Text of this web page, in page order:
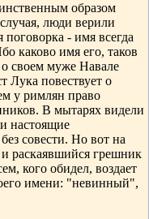
образом
люди верили
поговорка - имя всегда
каково имя его, таков
своем муже Навале
Лука повествует о
у римлян право
В мытарях видели
настоящие
совести. Но вот на
и раскаявшийся грешник
кого обидел, воздает
имени: "невинный",